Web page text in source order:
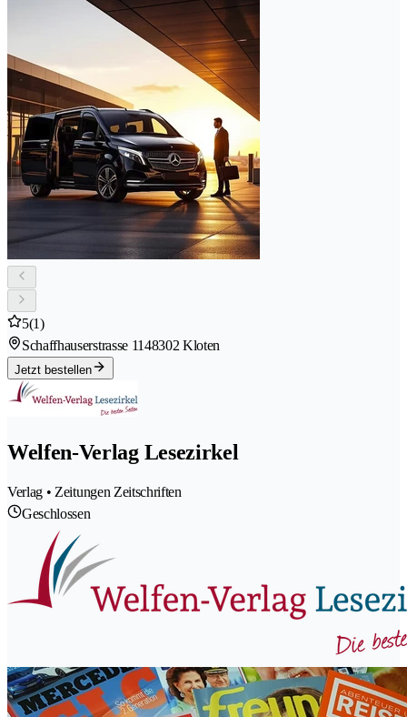
5(1)
Schaffhauserstrasse 1148302 Kloten
Jetzt bestellen
Welfen-Verlag Lesezirkel
Verlag • Zeitungen Zeitschriften
Geschlossen